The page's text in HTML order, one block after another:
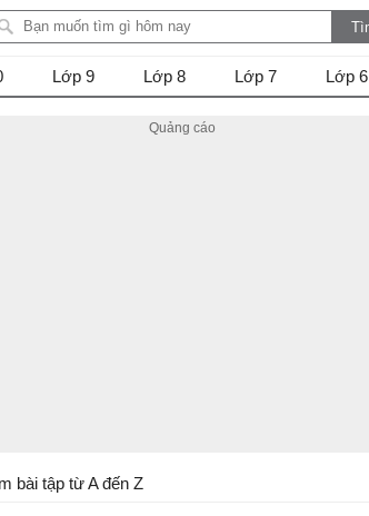
Lớp 9 Lớp 8 Lớp 7 Lớp 6
bài tập từ A đến Z